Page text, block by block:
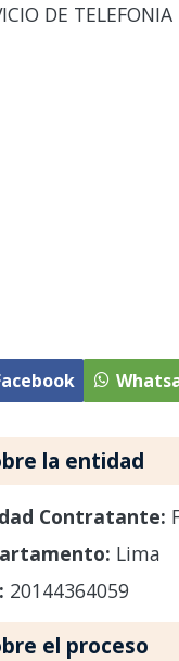
DE
la entidad
Contratante:
Lima
20144364059
el proceso